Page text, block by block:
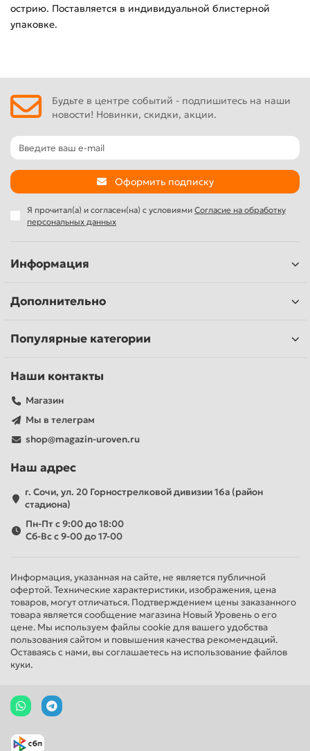
острию. Поставляется в индивидуальной блистерной
упаковке.
Будьте в центре событий - подпишитесь на наши
новости! Новинки, скидки, акции.
Оформить подписку
Я прочитал(а) и согласен(на) с условиями Согласие на обработку
персональных данных
Информация
Дополнительно
Популярные категории
Наши контакты
Магазин
Мы в телеграм
shop@magazin-uroven.ru
Наш адрес
г. Сочи, ул. 20 Горнострелковой дивизии 16а (район
стадиона)
Пн-Пт с 9:00 до 18:00
Сб-Вс с 9-00 до 17-00
Информация, указанная на сайте, не является публичной
офертой. Технические характеристики, изображения, цена
товаров, могут отличаться. Подтверждением цены заказанного
товара является сообщение магазина Новый Уровень о его
цене. Мы используем файлы cookie для вашего удобства
пользования сайтом и повышения качества рекомендаций.
Оставаясь с нами, вы соглашаетесь на использование файлов
куки.